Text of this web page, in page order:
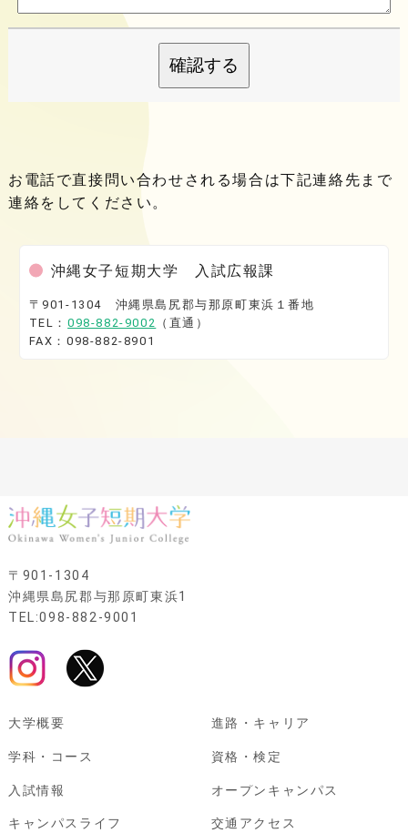
確認する
お電話で直接問い合わせされる場合は下記連絡先まで
連絡をしてください。
沖縄女子短期大学 入試広報課
〒901-1304 沖縄県島尻郡与那原町東浜１番地
TEL：098-882-9002
（直通）
FAX：098-882-8901
〒901-1304
沖縄県島尻郡与那原町東浜1
TEL:098-882-9001
大学概要
学科・コース
入試情報
キャンパスライフ
進路・キャリア
資格・検定
オープンキャンパス
交通アクセス